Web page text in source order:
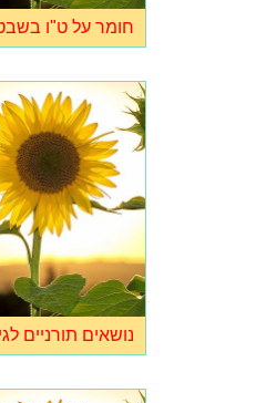
חומר על ט"ו
נושאים תורניים